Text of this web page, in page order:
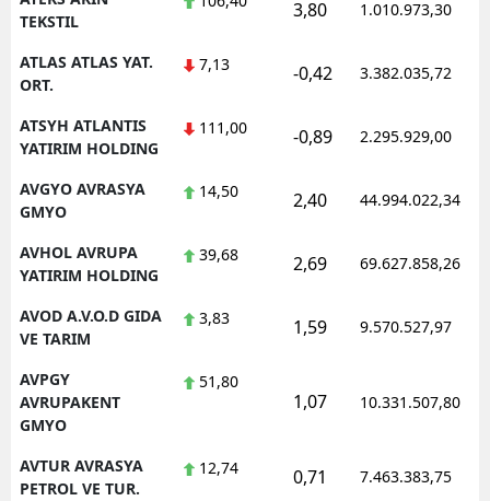
TEKSTIL
3,80 1.010.973,30
ATLAS ATLAS YAT.
ORT.
7,13 -0,42 3.382.035,72
ATSYH ATLANTIS
YATIRIM HOLDING
111,00 -0,89 2.295.929,00
AVGYO AVRASYA
GMYO
14,50 2,40 44.994.022,34
AVHOL AVRUPA
YATIRIM HOLDING
39,68 2,69 69.627.858,26
AVOD A.V.O.D GIDA
VE TARIM
3,83 1,59 9.570.527,97
AVPGY
AVRUPAKENT
GMYO
51,80
1,07 10.331.507,80
AVTUR AVRASYA
PETROL VE TUR.
12,74 0,71 7.463.383,75